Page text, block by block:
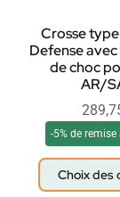
Crosse
Defense
de choc
AR/
-5% de
Choix des